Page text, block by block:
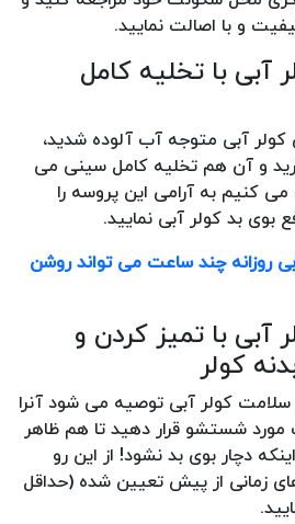
و با اصالت نمایید.
آبی با تخلیه کامل
آبی متوجه آب آلوده شدید،
و آن هم تخلیه کامل سینی می
کنیم به آرامی این پروسه را
بوی بد کولر آبی نمایید.
روزانه چند ساعت می تواند روشن
آبی با تمیز کردن و
کولر
سلامت کولر آبی توصیه می شود آنرا
مورد شستشو قرار دهید تا هم ظاهر
دچار بوی بد نشود! از این رو
زمانی از پیش تعیین شده (حداقل